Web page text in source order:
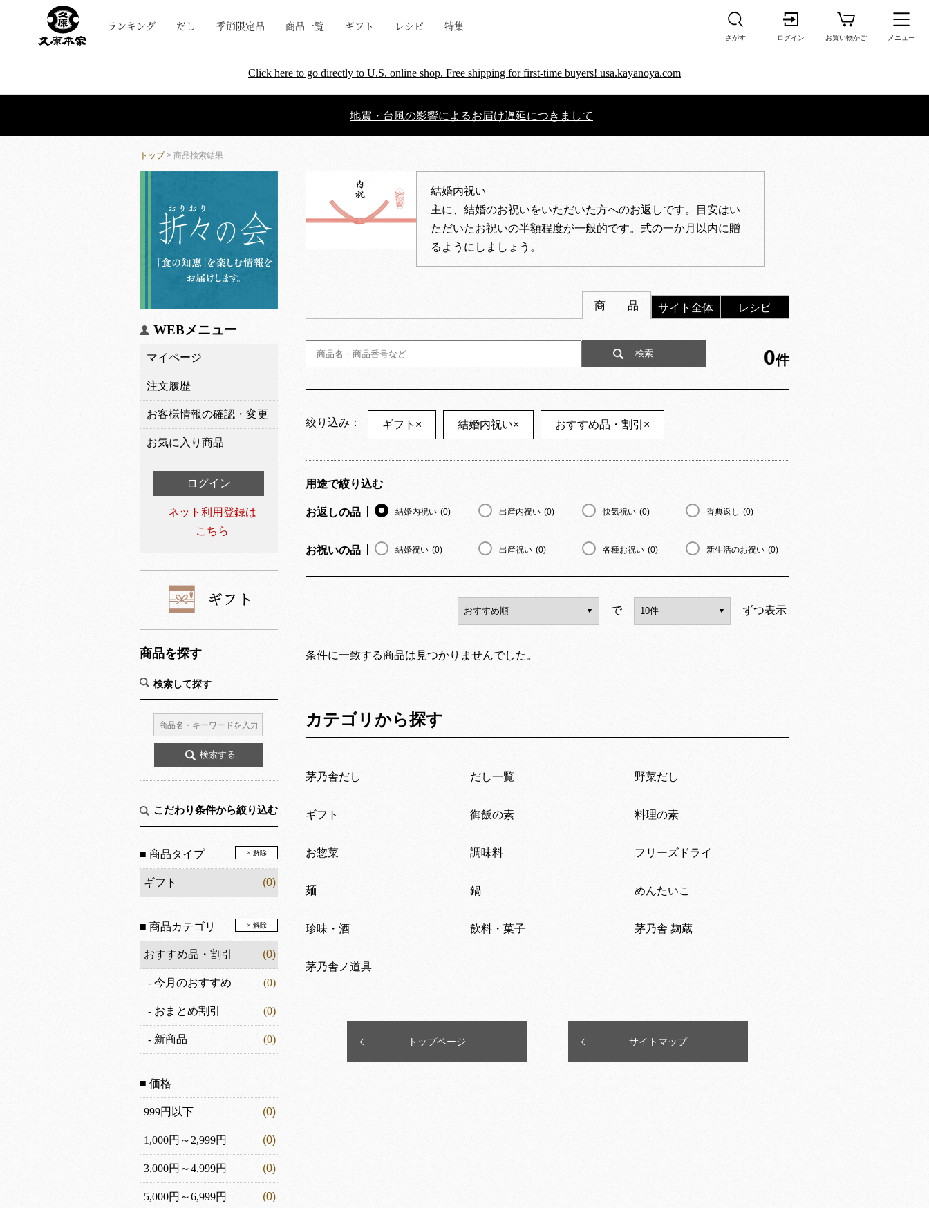
ランキング だし 季節限定品 商品一覧 ギフト レシピ 特集
さがす ログイン お買い物かご メニュー
Click here to go directly to U.S. online shop. Free shipping for first-time buyers! usa.kayanoya.com
地震・台風の影響によるお届け遅延につきまして
トップ> 商品検索結果
WEBメニュー
マイページ
注文履歴
お客様情報の確認・変更
お気に入り商品
ログイン
ネット利用登録は
こちら
商品を探す
検索して探す
こだわり条件から絞り込む
■ 商品タイプ × 解除
ギフト (0)
■ 商品カテゴリ × 解除
おすすめ品・割引 (0)
- 今月のおすすめ (0)
- おまとめ割引 (0)
- 新商品 (0)
■ 価格
999円以下 (0)
1,000円～2,999円 (0)
3,000円～4,999円 (0)
5,000円～6,999円 (0)
結婚内祝い
主に、結婚のお祝いをいただいた方へのお返しです。目安はい
ただいたお祝いの半額程度が一般的です。式の一か月以内に贈
るようにしましょう。
商 品 サイト全体 レシピ
0件
絞り込み： ギフト × 結婚内祝い× おすすめ品・割引 ×
用途で絞り込む
お返しの品 結婚内祝い (0) 出産内祝い (0) 快気祝い (0) 香典返し (0)
お祝いの品 結婚祝い (0) 出産祝い (0) 各種お祝い (0) 新生活のお祝い (0)
で ずつ表示
条件に一致する商品は見つかりませんでした。
カテゴリから探す
茅乃舎だし だし一覧 野菜だし
ギフト 御飯の素 料理の素
お惣菜 調味料 フリーズドライ
麺 鍋 めんたいこ
珍味・酒 飲料・菓子 茅乃舎 麹蔵
茅乃舎ノ道具
トップページ サイトマップ